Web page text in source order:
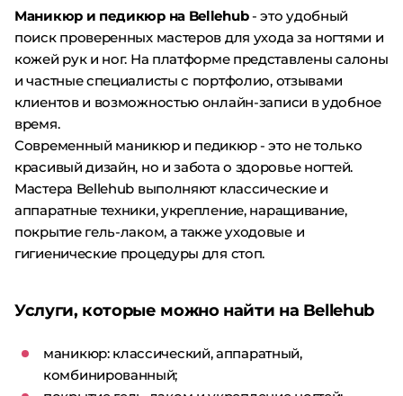
Маникюр и педикюр на Bellehub- это удобный
поиск проверенных мастеров для ухода за ногтями и
кожей рук и ног. На платформе представлены салоны
и частные специалисты с портфолио, отзывами
клиентов и возможностью онлайн-записи в удобное
время.
Современный маникюр и педикюр - это не только
красивый дизайн, но и забота о здоровье ногтей.
Мастера Bellehub выполняют классические и
аппаратные техники, укрепление, наращивание,
покрытие гель-лаком, а также уходовые и
гигиенические процедуры для стоп.
Услуги, которые можно найти на Bellehub
маникюр: классический, аппаратный,
комбинированный;